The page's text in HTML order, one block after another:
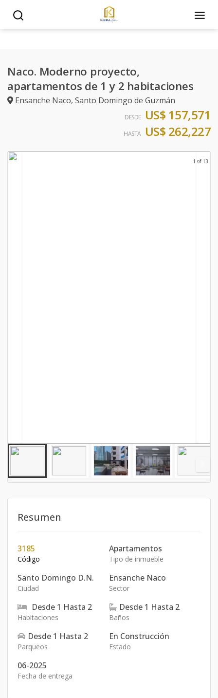
Naco. Moderno proyecto,
apartamentos de 1 y 2 habitaciones
Ensanche Naco, Santo Domingo de Guzmán
DESDE US$ 157,571
HASTA US$ 262,227
1 of 13
Resumen
3185
Código
Apartamentos
Tipo de inmueble
Santo Domingo D.N.
Ciudad
Ensanche Naco
Sector
Desde 1 Hasta 2
Habitaciones
Desde 1 Hasta 2
Baños
Desde 1 Hasta 2
Parqueos
En Construcción
Estado
06-2025
Fecha de entrega